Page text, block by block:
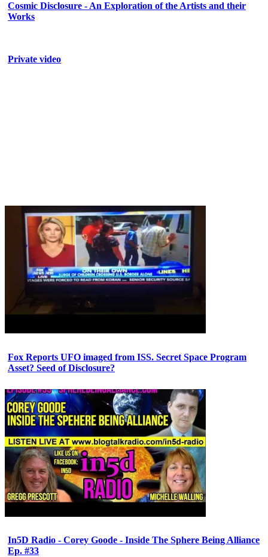
Cosmic Disclosure - An Exploration of the Artists and their
Works
Private video
Fox Reports UFO imaged from ISS. Secret Space Program
Asset? Seed of Disclosure?
In5D Radio - Corey Goode - Inside The Sphere Being Alliance
Ep. #33